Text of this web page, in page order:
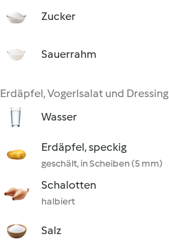
Zucker
Sauerrahm
Erdäpfel, Vogerlsalat und Dressing
Wasser
Erdäpfel, speckig
geschält, in Scheiben (5 mm)
Schalotten
halbiert
Salz